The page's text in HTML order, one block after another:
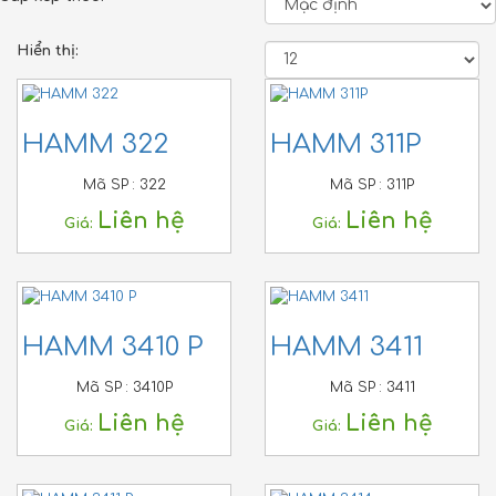
Hiển thị:
HAMM 322
Mã SP : 322
Giá: Liên hệ
HAMM 311P
Mã SP : 311P
Giá: Liên hệ
HAMM 3410 P
Mã SP : 3410P
Giá: Liên hệ
HAMM 3411
Mã SP : 3411
Giá: Liên hệ